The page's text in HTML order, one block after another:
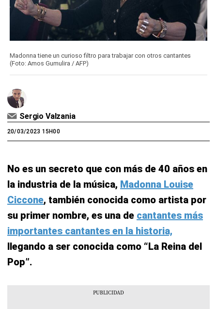
Madonna tiene un curioso filtro para trabajar con otros cantantes
(Foto: Amos Gumulira / AFP)
Sergio Valzania
20/03/2023 15H00
No es un secreto que con más de 40 años en
la industria de la música, Madonna Louise
Ciccone, también conocida como artista por
su primer nombre, es una de cantantes más
importantes cantantes en la historia,
llegando a ser conocida como “La Reina del
Pop”.